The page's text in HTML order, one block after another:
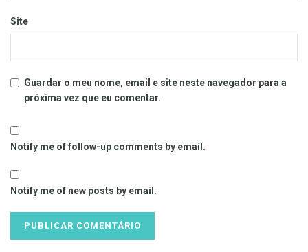
Site
Guardar o meu nome, email e site neste navegador para a
próxima vez que eu comentar.
Notify me of follow-up comments by email.
Notify me of new posts by email.